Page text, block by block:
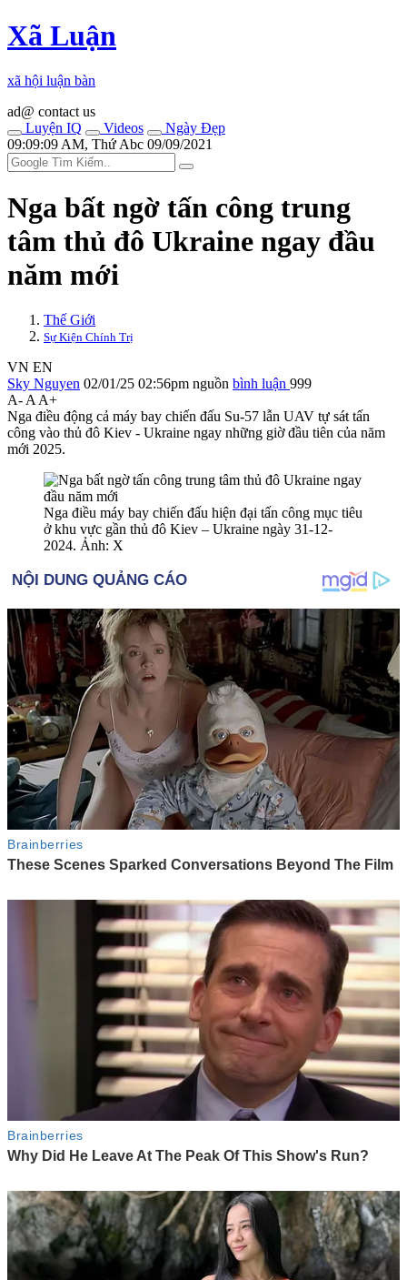
Xã Luận
xã hội luận bàn
ad@ contact us
Luyện IQ
Videos
Ngày Đẹp
09:09:09 AM, Thứ Abc 09/09/2021
Nga bất ngờ tấn công trung
tâm thủ đô Ukraine ngay đầu
năm mới
Thế Giới
Sự Kiện Chính Trị
VN EN
Sky Nguyen 02/01/25 02:56pm nguồn bình luận 999
A- A A+
Nga điều động cả máy bay chiến đấu Su-57 lẫn UAV t‌ּự sá‌ּt tấn
công vào thủ đô Kiev - Ukraine ngay những giờ đầu tiên của năm
mới 2025.
Nga điều máy bay chiến đấu hiện đại tấn công mục tiêu
ở khu vực gần thủ đô Kiev – Ukraine ngày 31-12-
2024. Ảnh: X